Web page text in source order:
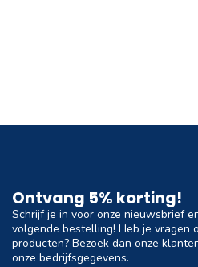
Ontvang 5% korting!
Schrijf je in voor onze nieuwsbrief
volgende bestelling! Heb je vragen
producten? Bezoek dan onze
onze bedrijfsgegevens.